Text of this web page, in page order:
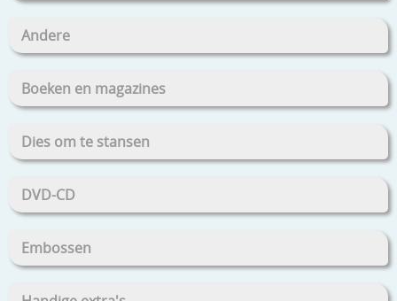
Andere
Boeken en magazines
Dies om te stansen
DVD-CD
Embossen